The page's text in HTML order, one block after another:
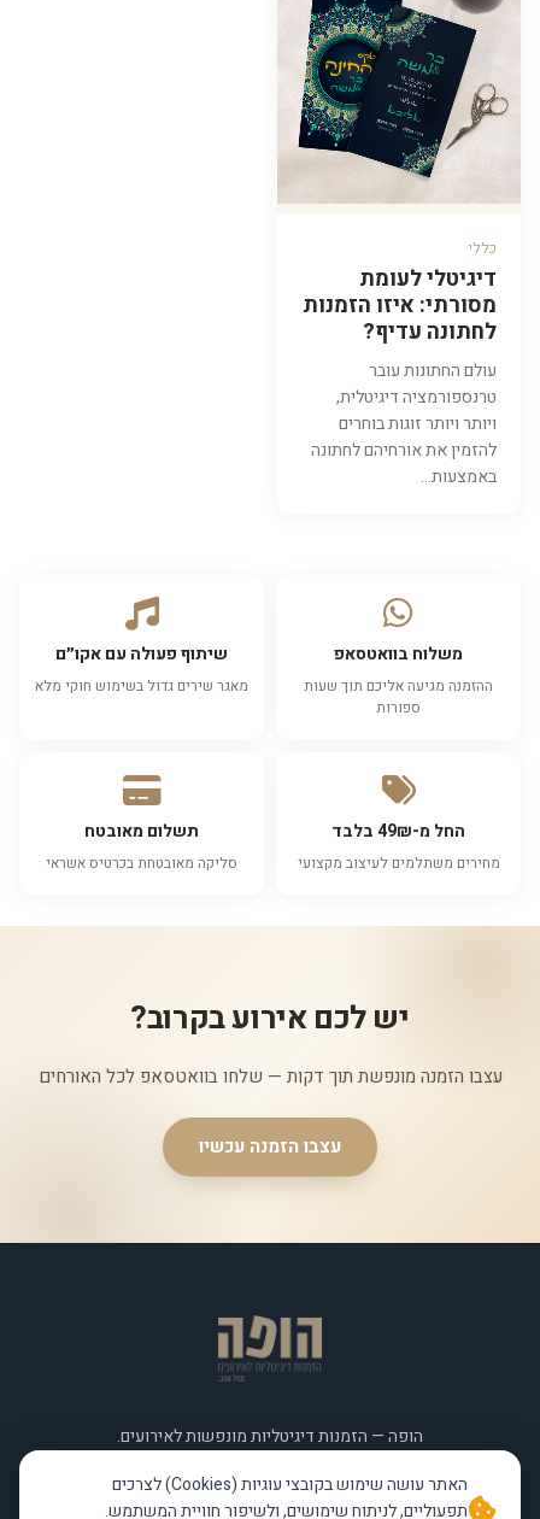
כללי
דיגיטלי לעומת
מסורתי: איזו הזמנות
לחתונה עדיף?
עולם החתונות עובר
טרנספורמציה דיגיטלית,
ויותר ויותר זוגות בוחרים
להזמין את אורחיהם לחתונה
באמצעות...
משלוח בוואטסאפ
ההזמנה מגיעה אליכם תוך שעות
ספורות
שיתוף פעולה עם אקו״ם
מאגר שירים גדול בשימוש חוקי מלא
החל מ-49₪ בלבד
מחירים משתלמים לעיצוב מקצועי
תשלום מאובטח
סליקה מאובטחת בכרטיס אשראי
יש לכם אירוע בקרוב?
עצבו הזמנה מונפשת תוך דקות — שלחו בוואטסאפ לכל האורחים
עצבו הזמנה עכשיו
הופה — הזמנות דיגיטליות מונפשות לאירועים.
האתר עושה שימוש בקובצי עוגיות (Cookies) לצרכים
תפעוליים, לניתוח שימושים, ולשיפור חוויית המשתמש.